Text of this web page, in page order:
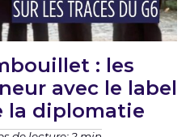
: les
avec le label
la diplomatie